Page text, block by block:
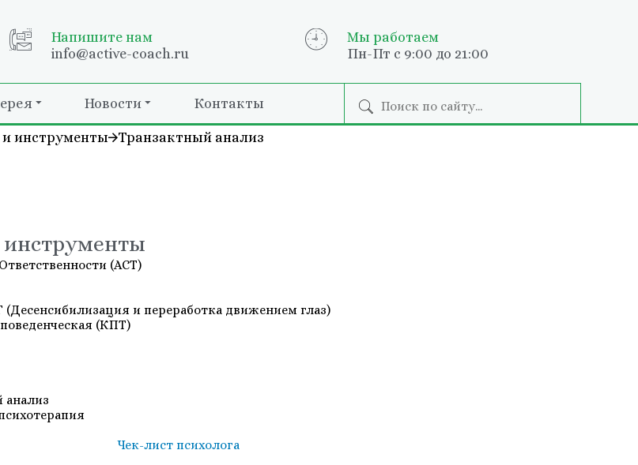
Напишите нам
info@active-coach.ru
Мы работаем
Пн-Пт с 9:00 до 21:00
Новости Контакты
инструменты Транзактный анализ
(АСТ)
и переработка движением глаз)
(КПТ)
анализ
Чек-лист психолога